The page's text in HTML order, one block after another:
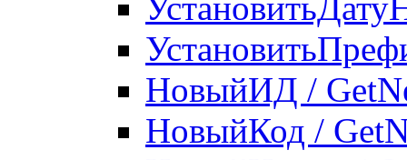
НовыйИД /
НовыйКод /